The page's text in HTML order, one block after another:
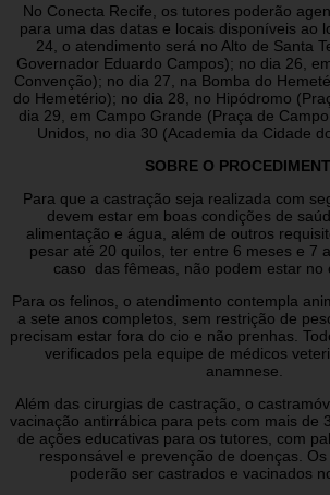
No Conecta Recife, os tutores poderão
para uma das datas e locais disponíveis ao
24, o atendimento será no Alto de Santa
Governador Eduardo Campos); no dia 26,
Convenção); no dia 27, na Bomba do
do Hemetério); no dia 28, no Hipódromo
dia 29, em Campo Grande (Praça de
Unidos, no dia 30 (Academia da Cidade
SOBRE O
Para que a castração seja realizada com
devem estar em boas condições de
alimentação e água, além de outros
pesar até 20 quilos, ter entre 6 meses e 7
caso das fêmeas, não podem estar no
Para os felinos, o atendimento contempla
a sete anos completos, sem restrição de
precisam estar fora do cio e não prenhas.
verificados pela equipe de médicos
anamnese.
Além das cirurgias de castração, o
vacinação antirrábica para pets com mais de
de ações educativas para os tutores, com
responsável e prevenção de doenças.
poderão ser castrados e vacinados